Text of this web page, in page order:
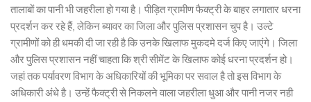
तालाबों का पानी भी जहरीला हो गया है। पीड़ित ग्रामीण फैक्ट्री के बाहर लगातार धरना
प्रदर्शन कर रहे हैं, लेकिन ब्यावर का जिला और पुलिस प्रशासन चुप है। उल्टे
ग्रामीणों को ही धमकी दी जा रही है कि उनके खिलाफ मुकदमे दर्ज किए जाएंगे। जिला
और पुलिस प्रशासन नहीं चाहता कि श्री सीमेंट के खिलाफ कोई धरना प्रदर्शन हो।
जहां तक पर्यावरण विभाग के अधिकारियों की भूमिका पर सवाल है तो इस विभाग के
अधिकारी अंधे है। उन्हें फैक्ट्री से निकलने वाला जहरीला धुआ और पानी नजर नही